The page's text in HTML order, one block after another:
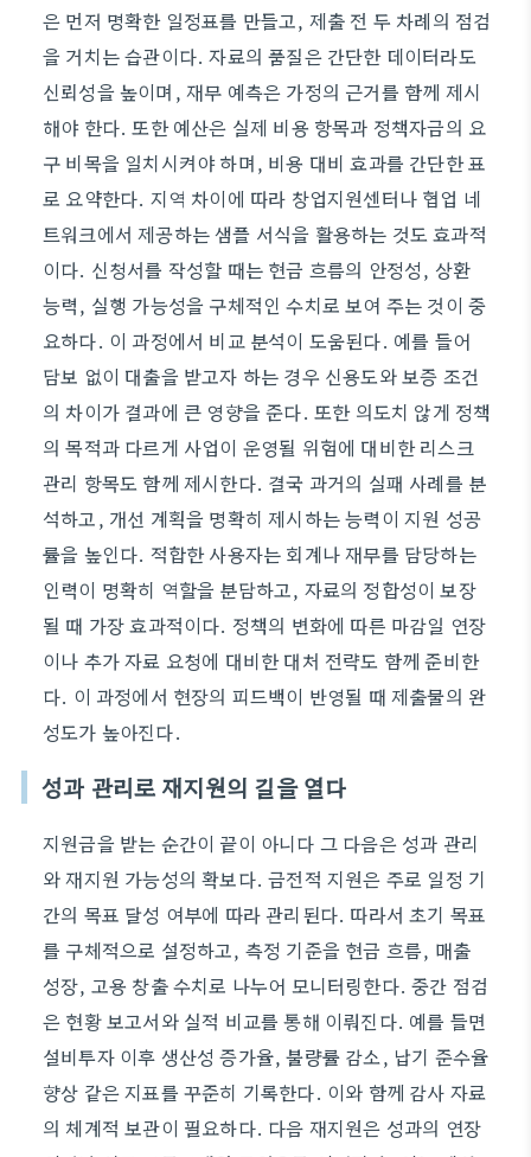
은 먼저 명확한 일정표를 만들고, 제출 전 두 차례의 점검
을 거치는 습관이다. 자료의 품질은 간단한 데이터라도
신뢰성을 높이며, 재무 예측은 가정의 근거를 함께 제시
해야 한다. 또한 예산은 실제 비용 항목과 정책자금의 요
구 비목을 일치시켜야 하며, 비용 대비 효과를 간단한 표
로 요약한다. 지역 차이에 따라 창업지원센터나 협업 네
트워크에서 제공하는 샘플 서식을 활용하는 것도 효과적
이다. 신청서를 작성할 때는 현금 흐름의 안정성, 상환
능력, 실행 가능성을 구체적인 수치로 보여 주는 것이 중
요하다. 이 과정에서 비교 분석이 도움된다. 예를 들어
담보 없이 대출을 받고자 하는 경우 신용도와 보증 조건
의 차이가 결과에 큰 영향을 준다. 또한 의도치 않게 정책
의 목적과 다르게 사업이 운영될 위험에 대비한 리스크
관리 항목도 함께 제시한다. 결국 과거의 실패 사례를 분
석하고, 개선 계획을 명확히 제시하는 능력이 지원 성공
률을 높인다. 적합한 사용자는 회계나 재무를 담당하는
인력이 명확히 역할을 분담하고, 자료의 정합성이 보장
될 때 가장 효과적이다. 정책의 변화에 따른 마감일 연장
이나 추가 자료 요청에 대비한 대처 전략도 함께 준비한
다. 이 과정에서 현장의 피드백이 반영될 때 제출물의 완
성도가 높아진다.
성과 관리로 재지원의 길을 열다
지원금을 받는 순간이 끝이 아니다 그 다음은 성과 관리
와 재지원 가능성의 확보다. 금전적 지원은 주로 일정 기
간의 목표 달성 여부에 따라 관리된다. 따라서 초기 목표
를 구체적으로 설정하고, 측정 기준을 현금 흐름, 매출
성장, 고용 창출 수치로 나누어 모니터링한다. 중간 점검
은 현황 보고서와 실적 비교를 통해 이뤄진다. 예를 들면
설비투자 이후 생산성 증가율, 불량률 감소, 납기 준수율
향상 같은 지표를 꾸준히 기록한다. 이와 함께 감사 자료
의 체계적 보관이 필요하다. 다음 재지원은 성과의 연장